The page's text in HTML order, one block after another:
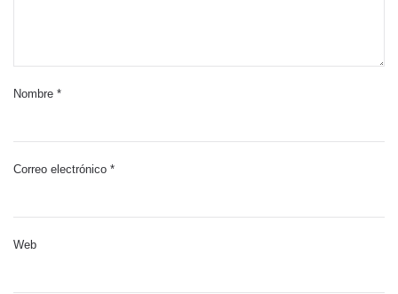
Nombre *
Correo electrónico *
Web